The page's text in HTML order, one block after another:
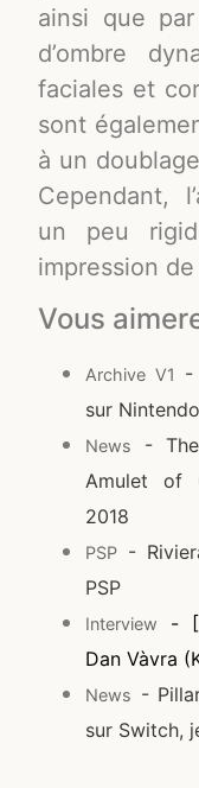
ainsi que
d’ombre
faciales et
sont
à un
Cependant,
un peu
impression
Vous
Archive V1
-
sur
News
-
Amulet of
2018
PSP -
PSP
Interview
-
Dan Vàvra
News -
sur Switch,